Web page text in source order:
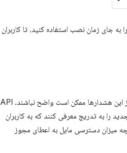
به جای زمان نصب استفاده کنید، تا کاربران
هشدارهای مجوز برای توصیف قابلیت‌های اعطا شده توسط یک API وجود دارند، اما برخی از این هشدارها ممکن است واضح نباشند. API
را به تدریج معرفی کنند که به کاربران
میزان دسترسی مایل به اعطای مجوز